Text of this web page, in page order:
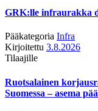
GRK:lle infraurakka
Pääkategoria Infra
Kirjoitettu 3.8.2026
Tilaajille
Ruotsalainen
Suomessa – asema